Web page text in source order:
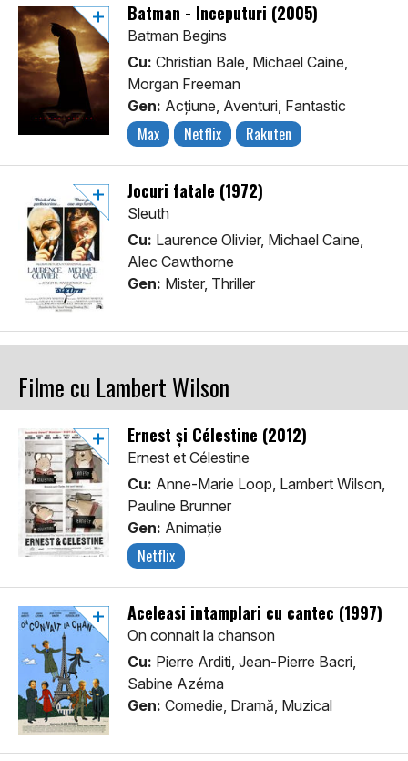
Batman - Începuturi (2005)
Batman Begins
Cu: Christian Bale, Michael Caine,
Morgan Freeman
Gen: Acţiune, Aventuri, Fantastic
Max Netflix Rakuten
Jocuri fatale (1972)
Sleuth
Cu: Laurence Olivier, Michael Caine,
Alec Cawthorne
Gen: Mister, Thriller
Filme cu Lambert Wilson
Ernest și Célestine (2012)
Ernest et Célestine
Cu: Anne-Marie Loop, Lambert Wilson,
Pauline Brunner
Gen: Animaţie
Netflix
Aceleasi intamplari cu cantec (1997)
On connait la chanson
Cu: Pierre Arditi, Jean-Pierre Bacri,
Sabine Azéma
Gen: Comedie, Dramă, Muzical